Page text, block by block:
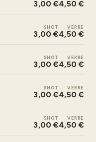
3,00 €4,50 €
SHOT
3,00 €
VERRE
4,50 €
SHOT
3,00 €
VERRE
4,50 €
SHOT
3,00 €
VERRE
4,50 €
SHOT
3,00 €
VERRE
4,50 €